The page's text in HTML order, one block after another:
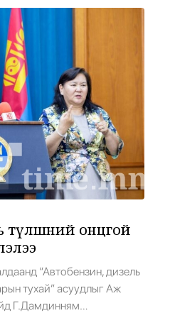
Итали бүх томоохон
сэрэмжлүүлэг
45 цаг 6 минутын өмнө
дроны хэргийг
байдлын хэмжээнд
нарны зайн шинэ
бэлтгэл хийжээ
• 45 цаг 27 минутын өмнө
ирсэн байна.
түлшний онцгой
“Автобензин, дизель
тухай” асуудлыг Аж
Г.Дамдинням